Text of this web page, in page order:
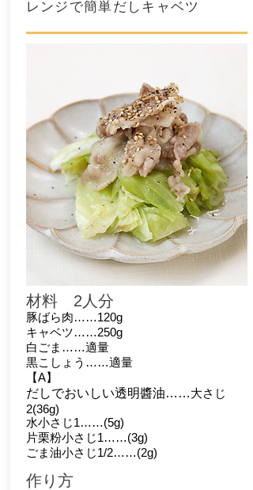
レンジで簡単だしキャベツ
材料 2人分
豚ばら肉……120g
キャベツ……250g
白ごま……適量
黒こしょう……適量
【A】
だしでおいしい透明醬油……大さじ
2(36g)
水小さじ1……(5g)
片栗粉小さじ1……(3g)
ごま油小さじ1/2……(2g)
作り方